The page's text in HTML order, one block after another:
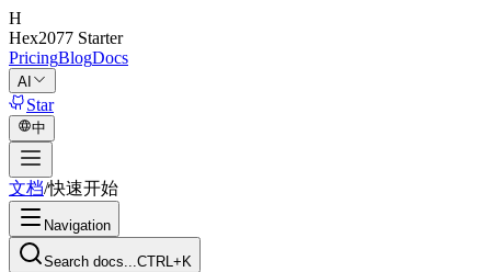
H
Hex2077 Starter
PricingBlogDocs
AI
Star
中
文档/快速开始
Navigation
Search docs...CTRL+K